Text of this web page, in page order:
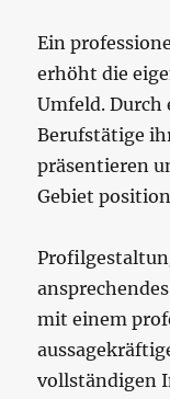
Ein
erhöht die
Umfeld.
Berufstätige
präsentieren
Gebiet
mit einem
vollständigen